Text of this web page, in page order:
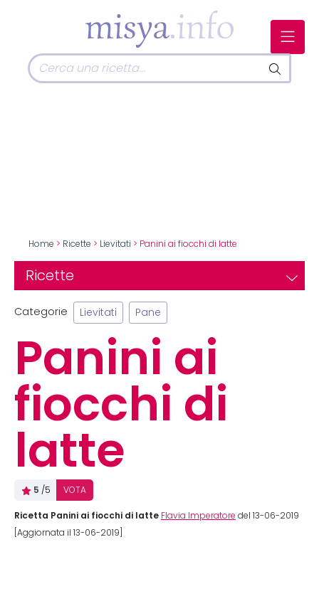
Home > Ricette > Lievitati > Panini ai fiocchi di latte
Ricette
Categorie Lievitati Pane
Panini ai
fiocchi di
latte
5 /5 VOTA
Ricetta Panini ai fiocchi di latte Flavia Imperatore del 13-06-2019
[Aggiornata il 13-06-2019]